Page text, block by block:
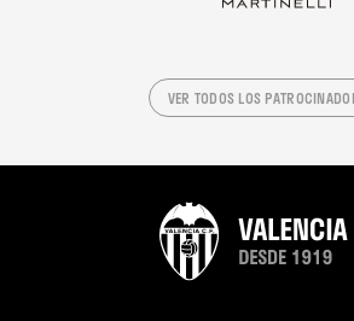
VER TODOS LOS